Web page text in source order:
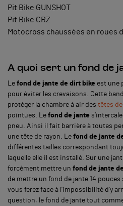
Pit Bike GUNSHOT
Pit Bike CRZ
Motocross chaussées en roues
A quoi sert un fond de
Le fond de jante de dirt bike est une
pour éviter les crevaisons. Cette
protéger la chambre à air des têtes
pointues. Le fond de jante
pneu. Ainsi il fait barrière à toutes
une tête de rayon. Le fond de jante
différentes tailles correspondant
laquelle elle il est installé. Sur une
forcément mettre un fond de jante
de mettre un fond de jante 14 pouces
vous ferez face à l’impossibilité d’y
question, le fond de jante tout